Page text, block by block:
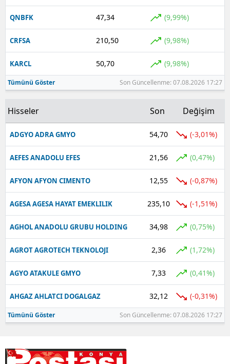
Şırnak
Bartın
Ardahan
Yalova
Karabük
Kilis
Osmaniye
Düzce
QNBFK 47,34 (9,99%)
CRFSA 210,50 (9,98%)
KARCL 50,70 (9,98%)
Tümünü Göster Son Güncellenme: 07.08.2026 17:27
Hisseler Son Değişim
ADGYO ADRA GMYO 54,70 (-3,01%)
AEFES ANADOLU EFES 21,56 (0,47%)
AFYON AFYON CIMENTO 12,55 (-0,87%)
AGESA AGESA HAYAT EMEKLILIK 235,10 (-1,51%)
AGHOL ANADOLU GRUBU HOLDING 34,98 (0,75%)
AGROT AGROTECH TEKNOLOJI 2,36 (1,72%)
AGYO ATAKULE GMYO 7,33 (0,41%)
AHGAZ AHLATCI DOGALGAZ 32,12 (-0,31%)
Tümünü Göster Son Güncellenme: 07.08.2026 17:27